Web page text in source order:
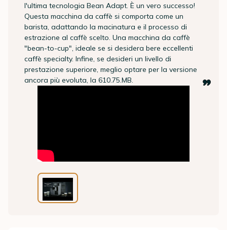
l'ultima tecnologia Bean Adapt. È un vero successo!
Questa macchina da caffè si comporta come un
barista, adattando la macinatura e il processo di
estrazione al caffè scelto. Una macchina da caffè
"bean-to-cup", ideale se si desidera bere eccellenti
caffè specialty. Infine, se desideri un livello di
prestazione superiore, meglio optare per la versione
ancora più evoluta, la 610.75.MB.